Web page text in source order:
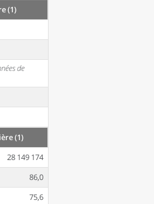
(1)
de
(1)
28 149 174
86,0
75,6